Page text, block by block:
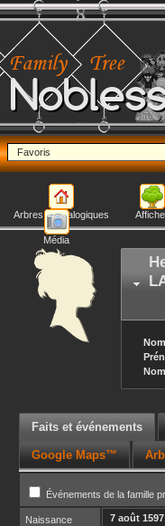
Favoris
Arbres généalogiques
Média
Nom
Faits et événements
Google Maps™
Événements de la famille
Naissance 7 août 1597